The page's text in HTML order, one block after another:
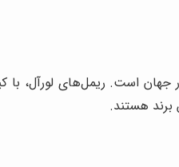
جهان است. ریمل‌های لورآل،
برند هستند.